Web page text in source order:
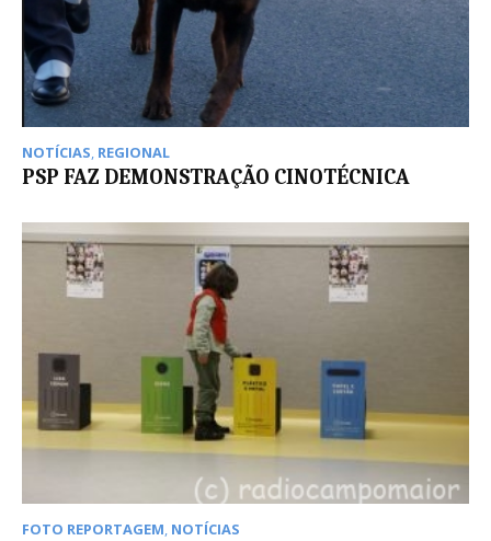
NOTÍCIAS, REGIONAL
PSP FAZ DEMONSTRAÇÃO CINOTÉCNICA
FOTO REPORTAGEM, NOTÍCIAS